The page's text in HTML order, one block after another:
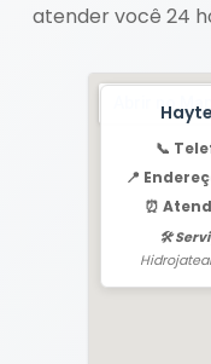
atender você 24
📞
📍
⏰
🛠️